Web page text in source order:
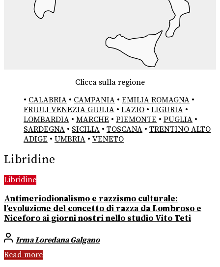
Clicca sulla regione
• CALABRIA • CAMPANIA • EMILIA ROMAGNA •
FRIULI VENEZIA GIULIA • LAZIO • LIGURIA •
LOMBARDIA • MARCHE • PIEMONTE • PUGLIA •
SARDEGNA • SICILIA • TOSCANA • TRENTINO ALTO
ADIGE • UMBRIA • VENETO
Libridine
Libridine
Antimeriodionalismo e razzismo culturale:
l’evoluzione del concetto di razza da Lombroso e
Niceforo ai giorni nostri nello studio Vito Teti
Irma Loredana Galgano
Read more